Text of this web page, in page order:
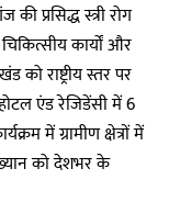
प्रसिद्ध स्त्री रोग
कार्यों और
राष्ट्रीय स्तर पर
एंड रेजिडेंसी में 6
में ग्रामीण क्षेत्रों में
को देशभर के